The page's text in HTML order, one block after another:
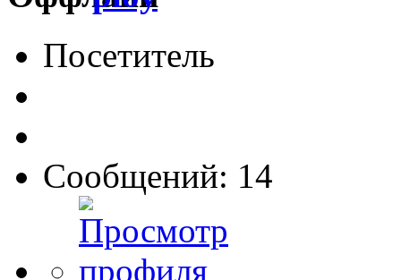
Посетитель
Сообщений: 14